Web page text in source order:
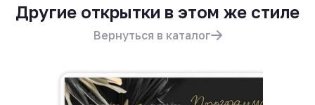
Другие открытки в этом же стиле
Вернуться в каталог